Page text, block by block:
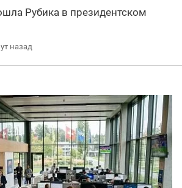
Рубика в президентском
назад